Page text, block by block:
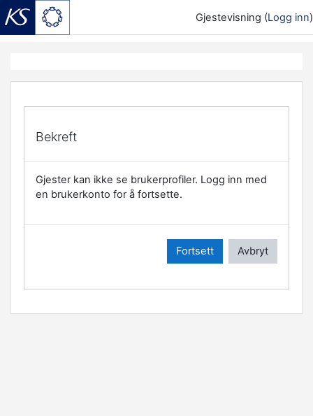
Gjestevisning (Logg inn)
Bekreft
Gjester kan ikke se brukerprofiler. Logg inn med
en brukerkonto for å fortsette.
Fortsett Avbryt